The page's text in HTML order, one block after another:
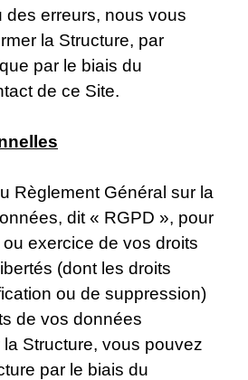
des erreurs, nous vous
la Structure, par
par le biais du
de ce Site.
Règlement Général sur la
dit « RGPD », pour
exercice de vos droits
(dont les droits
ou de suppression)
de vos données
Structure, vous pouvez
par le biais du